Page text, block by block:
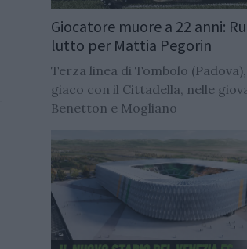
Giocatore muore a 22 anni:
lutto per Mattia Pegorin
Terza linea di Tombolo
giaco con il Cittadella, nelle
Benetton e Mogliano